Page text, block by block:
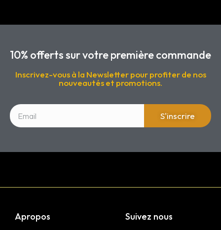
10% offerts sur votre première commande
Inscrivez-vous à la Newsletter pour profiter de nos
nouveautés et promotions.
S'inscrire
Apropos Suivez nous